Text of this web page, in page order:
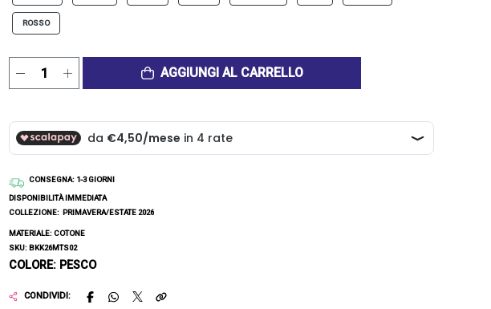
ROSSO
AGGIUNGI AL CARRELLO
CONSEGNA: 1-3 GIORNI
DISPONIBILITÀ IMMEDIATA
COLLEZIONE: PRIMAVERA/ESTATE 2026
MATERIALE: COTONE
SKU: BKK26MTS02
COLORE: PESCO
CONDIVIDI: